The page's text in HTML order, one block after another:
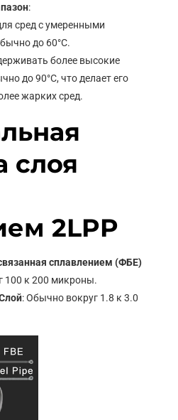
:
сред с умеренными
до 60°C.
более высокие
до 90°C, что делает его
жарких сред.
слоя
2LPP
сплавлением (ФБЕ)
100 к 200 микроны.
: Обычно вокруг 1.8 к 3.0